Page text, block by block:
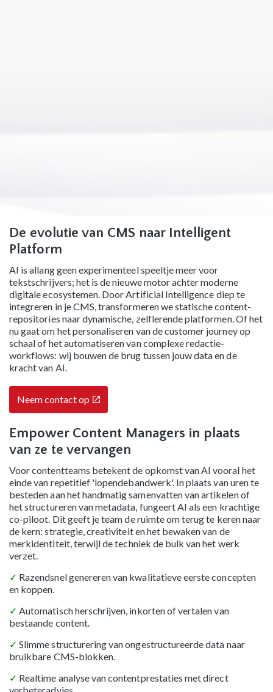
De evolutie van CMS naar Intelligent
Platform
AI is allang geen experimenteel speeltje meer voor
tekstschrijvers; het is de nieuwe motor achter moderne
digitale ecosystemen. Door Artificial Intelligence diep te
integreren in je CMS, transformeren we statische content-
repositories naar dynamische, zelflerende platformen. Of het
nu gaat om het personaliseren van de customer journey op
schaal of het automatiseren van complexe redactie-
workflows: wij bouwen de brug tussen jouw data en de
kracht van AI.
Neem contact op
Empower Content Managers in plaats
van ze te vervangen
Voor contentteams betekent de opkomst van AI vooral het
einde van repetitief 'lopendebandwerk'. In plaats van uren te
besteden aan het handmatig samenvatten van artikelen of
het structureren van metadata, fungeert AI als een krachtige
co-piloot. Dit geeft je team de ruimte om terug te keren naar
de kern: strategie, creativiteit en het bewaken van de
merkidentiteit, terwijl de techniek de bulk van het werk
verzet.
✓ Razendsnel genereren van kwalitatieve eerste concepten
en koppen.
✓ Automatisch herschrijven, inkorten of vertalen van
bestaande content.
✓ Slimme structurering van ongestructureerde data naar
bruikbare CMS-blokken.
✓ Realtime analyse van contentprestaties met direct
verbeteradvies.